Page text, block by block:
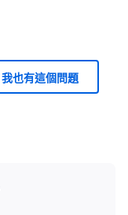
我也有這個問題